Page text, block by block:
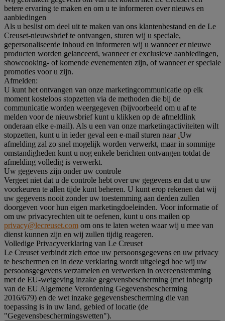
betere ervaring te maken en om u te informeren over nieuws en
aanbiedingen
Als u beslist om deel uit te maken van ons klantenbestand en de Le
Creuset-nieuwsbrief te ontvangen, sturen wij u speciale,
gepersonaliseerde inhoud en informeren wij u wanneer er nieuwe
producten worden gelanceerd, wanneer er exclusieve aanbiedingen,
showcooking- of komende evenementen zijn, of wanneer er speciale
promoties voor u zijn.
Afmelden:
U kunt het ontvangen van onze marketingcommunicatie op elk
moment kosteloos stopzetten via de methoden die bij de
communicatie worden weergegeven (bijvoorbeeld om u af te
melden voor de nieuwsbrief kunt u klikken op de afmeldlink
onderaan elke e-mail). Als u een van onze marketingactiviteiten wilt
stopzetten, kunt u in ieder geval een e-mail sturen naar .Uw
afmelding zal zo snel mogelijk worden verwerkt, maar in sommige
omstandigheden kunt u nog enkele berichten ontvangen totdat de
afmelding volledig is verwerkt.
Uw gegevens zijn onder uw controle
Vergeet niet dat u de controle hebt over uw gegevens en dat u uw
voorkeuren te allen tijde kunt beheren. U kunt erop rekenen dat wij
uw gegevens nooit zonder uw toestemming aan derden zullen
doorgeven voor hun eigen marketingdoeleinden. Voor informatie of
om uw privacyrechten uit te oefenen, kunt u ons mailen op
privacy@lecreuset.com om ons te laten weten waar wij u mee van
dienst kunnen zijn en wij zullen tijdig reageren.
Volledige Privacyverklaring van Le Creuset
Le Creuset verbindt zich ertoe uw persoonsgegevens en uw privacy
te beschermen en in deze verklaring wordt uitgelegd hoe wij uw
persoonsgegevens verzamelen en verwerken in overeenstemming
met de EU-wetgeving inzake gegevensbescherming (met inbegrip
van de EU Algemene Verordening Gegevensbescherming
2016/679) en de wet inzake gegevensbescherming die van
toepassing is in uw land, gebied of locatie (de
"Gegevensbeschermingswetten").